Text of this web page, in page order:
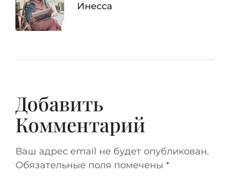
Инесса
Добавить
Комментарий
Ваш адрес email не будет опубликован.
Обязательные поля помечены *